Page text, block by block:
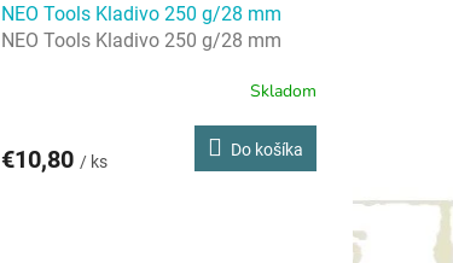
NEO Tools Kladivo 250 g/28 mm
NEO Tools Kladivo 250 g/28 mm
Skladom
€10,80 / ks
Do košíka